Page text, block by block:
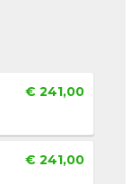
€ 241,00
€ 241,00